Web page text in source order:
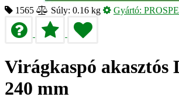
1565 Súly: 0.16 kg Gyártó:
Virágkaspó akasztós
240 mm